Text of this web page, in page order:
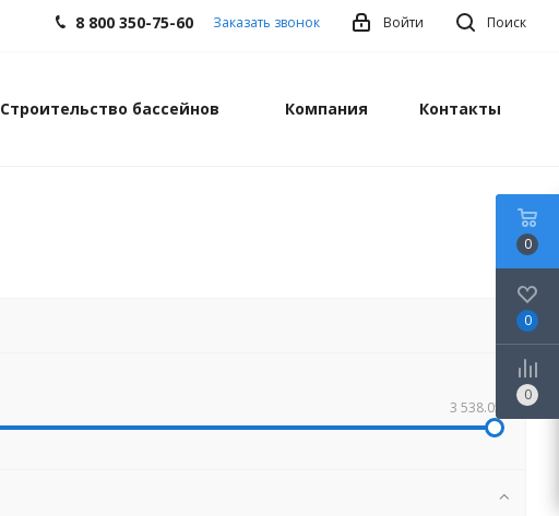
Поиск
Войти
8 800 350-75-60 Заказать звонок
Строительство бассейнов Компания Контакты
3 538.05
0
0
0